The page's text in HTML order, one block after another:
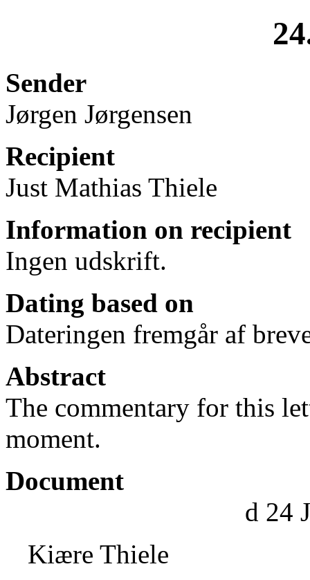
Sender
Jørgen Jørgensen
Recipient
Just Mathias Thiele
Information on recipient
Ingen udskrift.
Dating based on
Dateringen fremgår af
Abstract
The commentary for this
moment.
Document
d 24
Kiære Thiele